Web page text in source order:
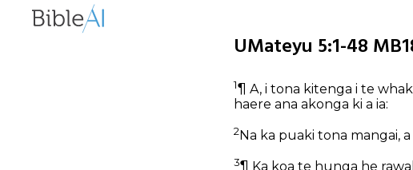
UMateyu 5:1-48
1¶ A, i tona kitenga i te
haere ana akonga ki a ia:
2 Na ka puaki tona mangai,
3